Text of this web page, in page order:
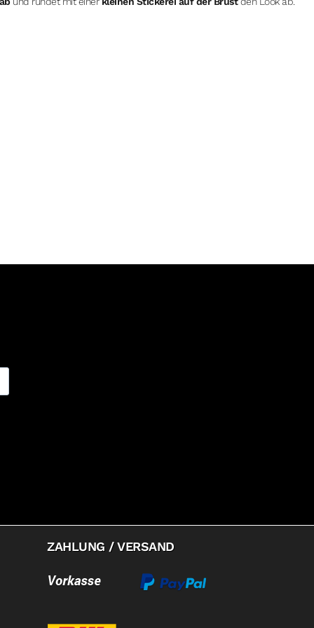
ZAHLUNG / VERSAND